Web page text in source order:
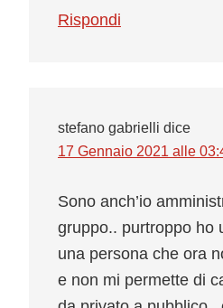
Rispondi
stefano gabrielli dice
17 Gennaio 2021 alle
Sono anch’io
gruppo.. purtroppo ho
una persona che ora
e non mi permette di